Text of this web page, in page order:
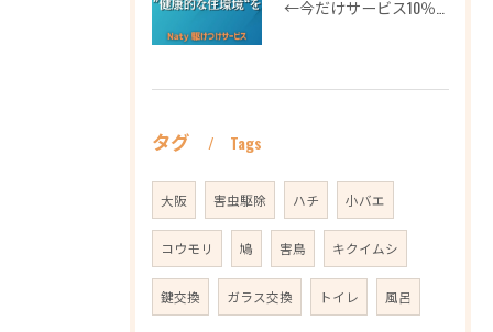
タグ Tags
大阪 害虫駆除 ハチ 小バエ
コウモリ 鳩 害鳥 キクイムシ
鍵交換 ガラス交換 トイレ 風呂